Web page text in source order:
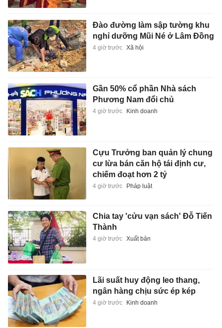
Đào đường làm sập tường khu
nghỉ dưỡng Mũi Né ở Lâm Đồng
4 giờ trước Xã hội
Gần 50% cổ phần Nhà sách
Phương Nam đổi chủ
4 giờ trước Kinh doanh
Cựu Trưởng ban quản lý chung
cư lừa bán căn hộ tái định cư,
chiếm đoạt hơn 2 tỷ
4 giờ trước Pháp luật
Chia tay 'cửu vạn sách' Đỗ Tiến
Thành
4 giờ trước Xuất bản
Lãi suất huy động leo thang,
ngân hàng chịu sức ép kép
4 giờ trước Kinh doanh